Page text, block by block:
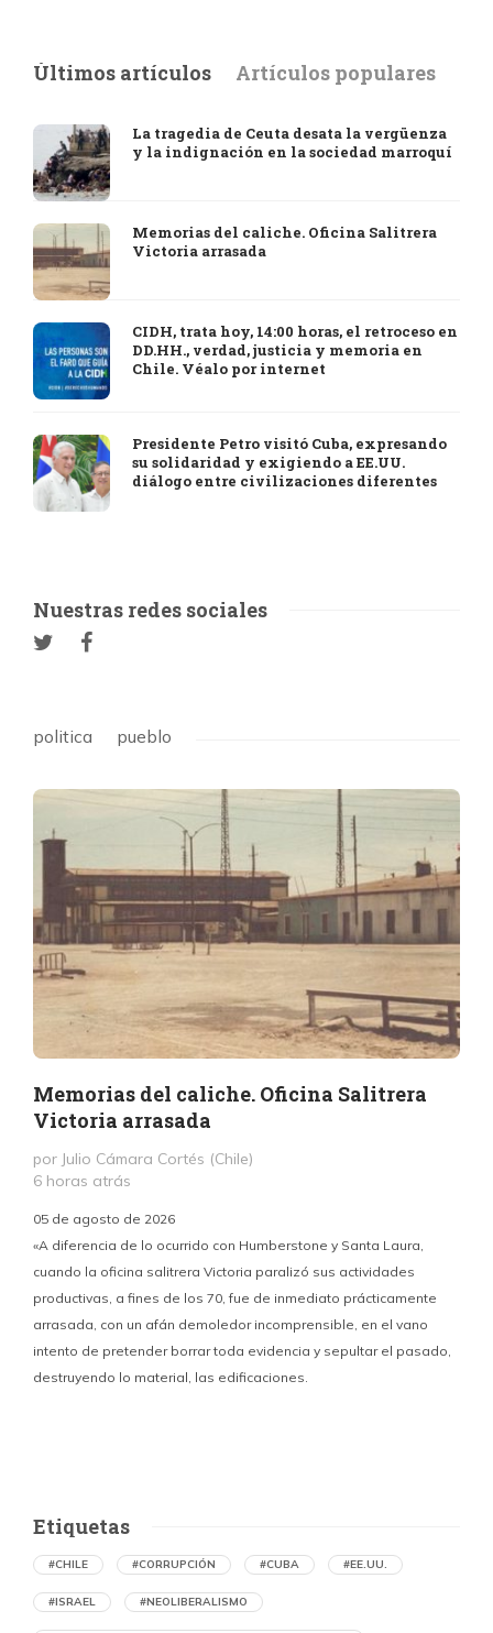
Últimos artículos Artículos populares
La tragedia de Ceuta desata la vergüenza
y la indignación en la sociedad marroquí
Memorias del caliche. Oficina Salitrera
Victoria arrasada
CIDH, trata hoy, 14:00 horas, el retroceso en
DD.HH., verdad, justicia y memoria en
Chile. Véalo por internet
Presidente Petro visitó Cuba, expresando
su solidaridad y exigiendo a EE.UU.
diálogo entre civilizaciones diferentes
Nuestras redes sociales
politica pueblo
Memorias del caliche. Oficina Salitrera
Victoria arrasada
por Julio Cámara Cortés (Chile)
6 horas atrás
05 de agosto de 2026
«A diferencia de lo ocurrido con Humberstone y Santa Laura,
cuando la oficina salitrera Victoria paralizó sus actividades
productivas, a fines de los 70, fue de inmediato prácticamente
arrasada, con un afán demoledor incomprensible, en el vano
intento de pretender borrar toda evidencia y sepultar el pasado,
destruyendo lo material, las edificaciones.
Etiquetas
#CHILE #CORRUPCIÓN #CUBA #EE.UU.
#ISRAEL #NEOLIBERALISMO